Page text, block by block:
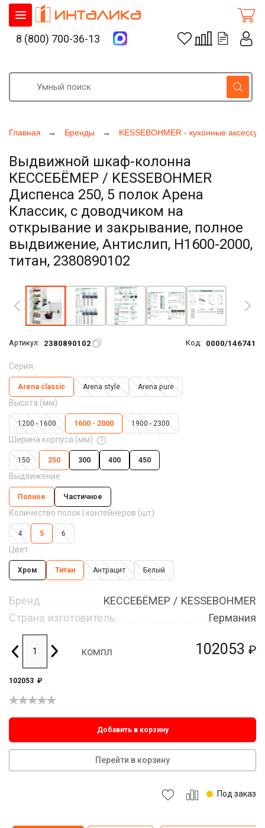
Главная Бренды KESSEBOHMER - кухонные
Выдвижной шкаф-колонна
КЕССЕБЁМЕР / KESSEBOHMER
Диспенса 250, 5 полок Арена
Классик, с доводчиком на
открывание и закрывание, полное
выдвижение, Антислип, H1600-2000,
титан, 2380890102
Артикул: 2380890102 Код: 0000/146741
102053 ₽
Серия
Arena classic Arena style Arena pure
Высота (мм)
1200 - 1600 1600 - 2000 1900 - 2300
Ширина корпуса (мм)
150 250 300 400 450
Выдвижение
Полное Частичное
Количество полок | контейнеров (шт)
4 5 6
Цвет
Хром Титан Антрацит Белый
Бренд
КЕССЕБЁМЕР / KESSEBOHMER
Страна изготовитель
Германия
компл
102053 ₽
Добавить в корзину
Перейти в корзину
Под заказ
8 (800) 700-36-13